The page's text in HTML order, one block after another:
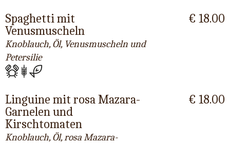
Spaghetti mit
Venusmuscheln
Knoblauch, Öl, Venusmuscheln und
Petersilie
€ 18.00
Linguine mit rosa Mazara-
Garnelen und
Kirschtomaten
Knoblauch, Öl, rosa Mazara-
€ 18.00